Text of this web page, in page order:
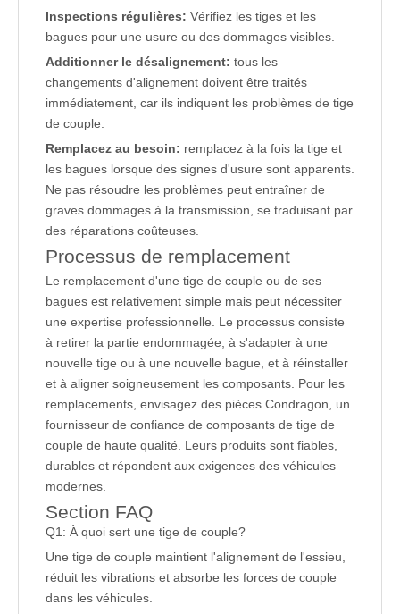
Inspections régulières: Vérifiez les tiges et les
bagues pour une usure ou des dommages visibles.
Additionner le désalignement: tous les
changements d'alignement doivent être traités
immédiatement, car ils indiquent les problèmes de tige
de couple.
Remplacez au besoin: remplacez à la fois la tige et
les bagues lorsque des signes d'usure sont apparents.
Ne pas résoudre les problèmes peut entraîner de
graves dommages à la transmission, se traduisant par
des réparations coûteuses.
Processus de remplacement
Le remplacement d'une tige de couple ou de ses
bagues est relativement simple mais peut nécessiter
une expertise professionnelle. Le processus consiste
à retirer la partie endommagée, à s'adapter à une
nouvelle tige ou à une nouvelle bague, et à réinstaller
et à aligner soigneusement les composants. Pour les
remplacements, envisagez des pièces Condragon, un
fournisseur de confiance de composants de tige de
couple de haute qualité. Leurs produits sont fiables,
durables et répondent aux exigences des véhicules
modernes.
Section FAQ
Q1: À quoi sert une tige de couple?
Une tige de couple maintient l'alignement de l'essieu,
réduit les vibrations et absorbe les forces de couple
dans les véhicules.